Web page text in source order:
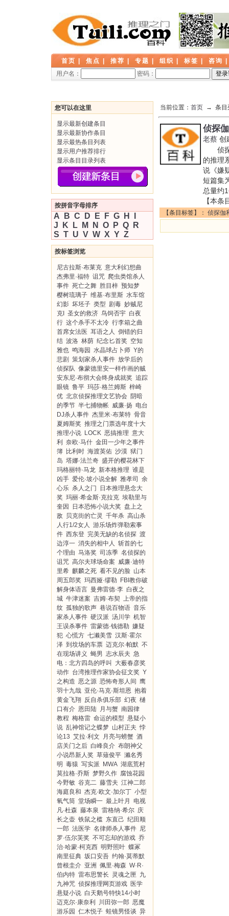
首页 焦点 推荐 专题 组织 标签 咨询
用户名：
密码：
您可以在这里
显示最新创建条目
显示最新协作条目
显示最热条目列表
显示用户推荐排行
显示条目目录列表
按拼音字母排序
A B C D E F G H
J
K L M N O P Q
R
S T U V W X Y Z
按标签浏览
尼古拉斯·布莱克 意大利幻想曲
杰弗里·福特 诅咒 爬虫类馆杀人
事件 死亡之舞 胜目梓 预知梦
樱树琉璃子 维基·布里斯 水车馆
幻影 坏坯子 类型 剧毒 妙贼尼
克I
圣女的救济 鸟饲否宇 白夜
行 这个杀手不太冷 行李箱之曲
首席女法医 耳语之人 倒错的归
结 波洛 林荫 纪念匕首奖 空知
雅也 鸣海园 水晶球占卜师 Y的
悲剧 策划家杀人事件 放学后的
侦探队 像蒙德里安一样作画的贼
安东尼·布彻大会终身成就奖 追踪
眼镜 鲁平 玛莎·格兰姆斯 梓崎
优 北京侦探推理文艺协会 阴暗
的季节 半七捕物帐 威廉·扬 电台
DJ杀人事件 杰里米·布莱特 骨音
夏姆斯奖 推理之门票选年度十大
推理小说 LOCK 恶搞推理 意大
利
奈欧·马什 金田一少年之事件
簿 比利时 海渡英佑 沙漠 狱门
岛 塔娜·法兰奇 盛开的樱花林下
玛格丽特·马龙 新本格推理 谁是
凶手 爱伦·坡小说全解 雅孝司
余
心乐 杀人之门
日本推理悬念大
奖 玛丽·希金斯·克拉克 埃勒里与
奎因
日本恐怖小说大奖 盘上之
敌
贝克街的亡灵 千年杀 高山杀
人行1/2女人 游乐场炸弹勒索事
件 西东登 完美无缺的名侦探 渡
边淳一 消失的相中人 斩首的七
个理由 马洛奖 司冻季 名侦探的
诅咒 高尔夫球场命案 威廉·迪特
里希 麒麟之死 看不见的脸 山本
周五郎奖 玛西娅·缪勒
FBI教你破
解身体语言 曼弗雷德·李 白夜之
城 牛津迷案 吉姆·布契 上帝的指
纹 孤独的歌声 巷说百物语 音乐
家杀人事件 硬汉派 汤川学 机智
王误杀事件 雷蒙德·钱德勒 嫌疑
犯 心慌方 七濑美雪 汉斯·霍尔
泽 到坟场的车票 迈克尔·帕默 不
在现场讲义 蝇男 志水辰夫 急
电：北方四岛的呼叫
大薮春彦奖
动作 台湾推理作家协会征文奖 Y
之构造 恶之源 恐怖奇形人间 鹰
羽十九哉 亚伦·马克·斯坦恩 抱着
黄金飞翔 反自杀俱乐部 幻夜 樋
口有介 恩田陆 月与蟹 南园律
教程 梅格雷 命运的模型 悬疑小
说 乱神馆记之蝶梦 山村正夫 悖
论13 艾拉·利文 月亮与螃蟹 酒
店关门之后 白峰良介 布朗神父
小说昂新人奖 草薙俊平 濑名秀
明 毒猿 写实派 MWA 湖底荒村
莫拉格·乔斯 梦野久作 腐蚀花园
今野敏 谷克二 藤雪夫 江神二郎
海庭良和 杰克·欧文·加尔丁 小型
氧气筒 堂场瞬一 最上叶月
电视
凡·杜森 藤本泉 雷格纳·希尔 庆
长之壶 铁鼠之槛 东直己 纪田顺
一郎 法医学 名律师杀人事件 尼
罗·伍尔芙奖 不可忘却的游戏 乔
治·哈蒙·柯克西 明野照叶 蝶冢
南里征典 坂口安吾 约翰·莫蒂默
曾根圭介 亚洲 佩里·梅森 W·R·
伯内特 雷布思警长 灵魂之匣 九
九神咒 侦探推理网页游戏 医学
悬疑小说 白天鹅号特快14小时
迈克尔·康奈利
川田弥一郎 恶魔
游乐园 仁木悦子 蛙镜男怪谈 异
当前位置： 首页 → 条目
侦探
老蔡 创
侦探
的推理
说《嫌
短篇集
总量约
【本条
【条目标签】： 侦探伽